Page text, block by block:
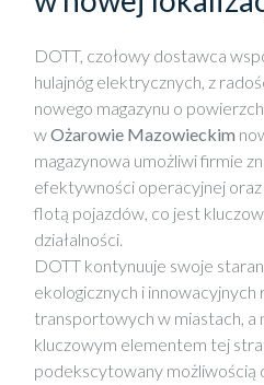
DOTT, czołowy dostawca
hulajnóg elektrycznych, z
nowego magazynu o
wOżarowie Mazowieckim
magazynowa umożliwi firmie
efektywności operacyjnej
flotą pojazdów, co jest
działalności.
DOTT kontynuuje swoje
ekologicznych i innowacyjnych
transportowych w miastach, a
kluczowym elementem tej
podekscytowany możliwością